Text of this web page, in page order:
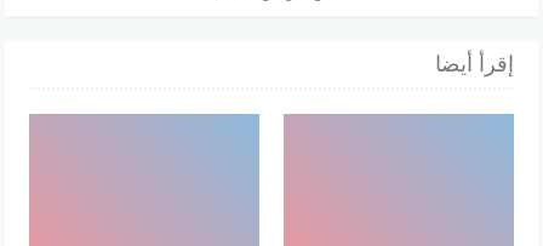
إقرأ أيضا